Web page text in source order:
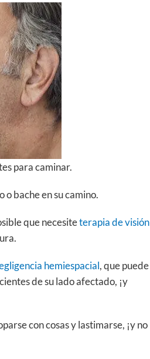
para caminar.
bache en su camino.
que necesiteterapia de visión
hemiespacial, que puede
de su lado afectado, ¡y
con cosas y lastimarse, ¡y no